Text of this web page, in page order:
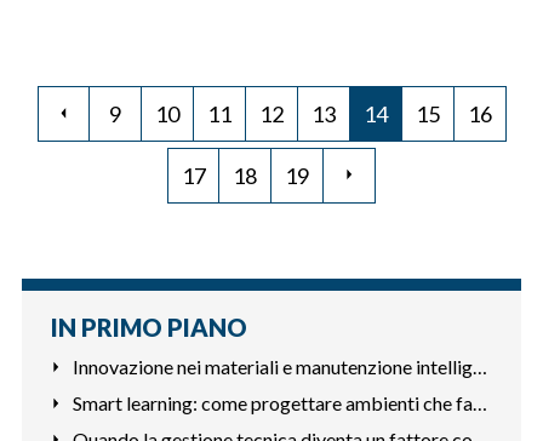
9 10 11 12 13 14 15 16
17 18 19
IN PRIMO PIANO
Innovazione nei materiali e manutenzione intelligente
Smart learning: come progettare ambienti che favoriscono la